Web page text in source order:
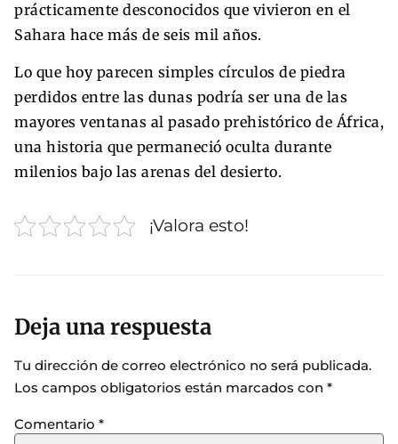
prácticamente desconocidos que vivieron en el
Sahara hace más de seis mil años.
Lo que hoy parecen simples círculos de piedra
perdidos entre las dunas podría ser una de las
mayores ventanas al pasado prehistórico de África,
una historia que permaneció oculta durante
milenios bajo las arenas del desierto.
¡Valora esto!
Deja una respuesta
Tu dirección de correo electrónico no será publicada.
Los campos obligatorios están marcados con *
Comentario *